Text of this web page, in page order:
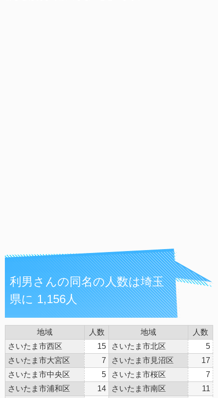
利男さんの同名の人数は埼玉
県に 1,156人
地域 人数 地域
人数
さいたま市西区
15 さいたま市北区
5
さいたま市大宮区
7 さいたま市見沼区
17
さいたま市中央区
5 さいたま市桜区
7
さいたま市浦和区
14 さいたま市南区
11